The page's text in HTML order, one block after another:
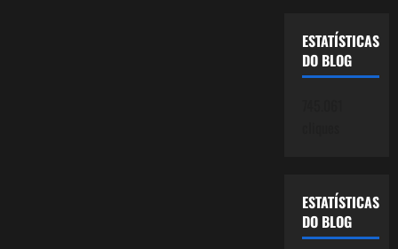
ESTATÍSTICAS
DO BLOG
ESTATÍSTICAS
DO BLOG